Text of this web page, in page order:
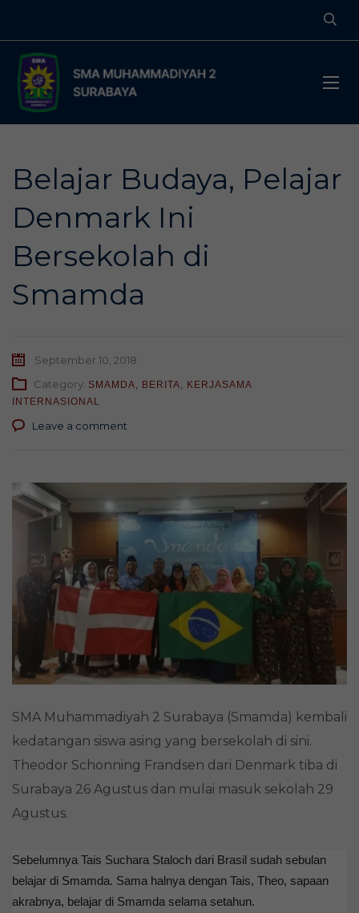
Belajar Budaya, Pelajar
Denmark Ini
Bersekolah di
Smamda
September 10, 2018
Category: SMAMDA, BERITA, KERJASAMA
INTERNASIONAL
Leave a comment
SMA Muhammadiyah 2 Surabaya (Smamda) kembali
kedatangan siswa asing yang bersekolah di sini.
Theodor Schonning Frandsen dari Denmark tiba di
Surabaya 26 Agustus dan mulai masuk sekolah 29
Agustus.
Sebelumnya Tais Suchara Staloch dari Brasil sudah sebulan
belajar di Smamda. Sama halnya dengan Tais, Theo, sapaan
akrabnya, belajar di Smamda selama setahun.